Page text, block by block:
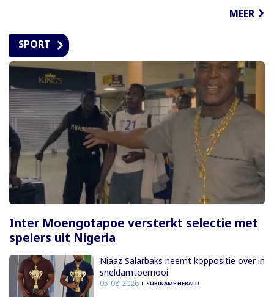
MEER
SPORT
Inter Moengotapoe versterkt selectie met
spelers uit Nigeria
Niaaz Salarbaks neemt koppositie over in
sneldamtoernooi
05-08-2026 SURINAME HERALD